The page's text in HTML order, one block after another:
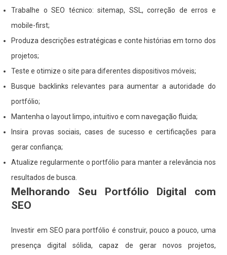
Trabalhe o SEO técnico: sitemap, SSL, correção de erros e
mobile-first;
Produza descrições estratégicas e conte histórias em torno dos
projetos;
Teste e otimize o site para diferentes dispositivos móveis;
Busque backlinks relevantes para aumentar a autoridade do
portfólio;
Mantenha o layout limpo, intuitivo e com navegação fluida;
Insira provas sociais, cases de sucesso e certificações para
gerar confiança;
Atualize regularmente o portfólio para manter a relevância nos
resultados de busca.
Melhorando Seu Portfólio Digital com
SEO
Investir em SEO para portfólio é construir, pouco a pouco, uma
presença digital sólida, capaz de gerar novos projetos,